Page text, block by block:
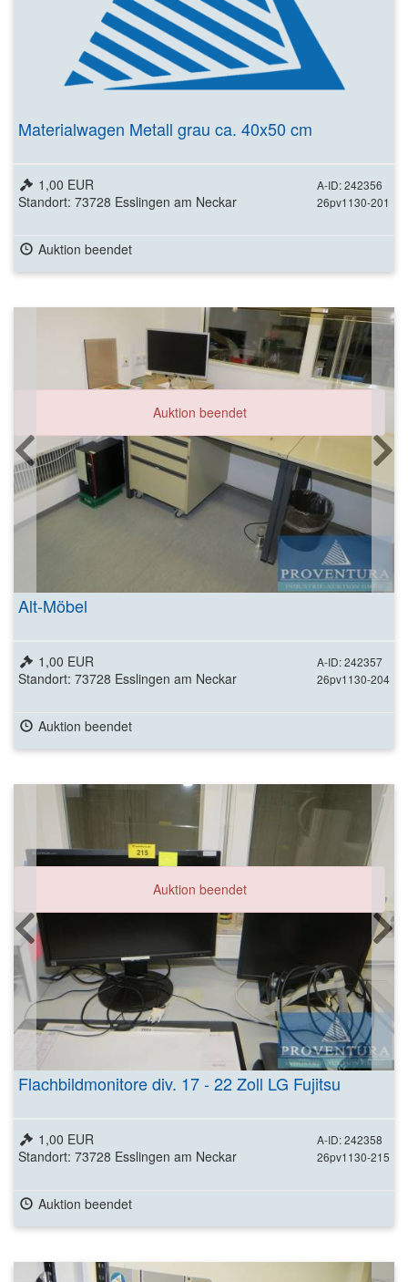
Materialwagen Metall grau ca. 40x50 cm
A-ID: 242356
26pv1130-201
1,00 EUR
Standort: 73728 Esslingen am Neckar
Auktion beendet
Auktion beendet
Alt-Möbel
A-ID: 242357
26pv1130-204
1,00 EUR
Standort: 73728 Esslingen am Neckar
Auktion beendet
Auktion beendet
Flachbildmonitore div. 17 - 22 Zoll LG Fujitsu
A-ID: 242358
26pv1130-215
1,00 EUR
Standort: 73728 Esslingen am Neckar
Auktion beendet